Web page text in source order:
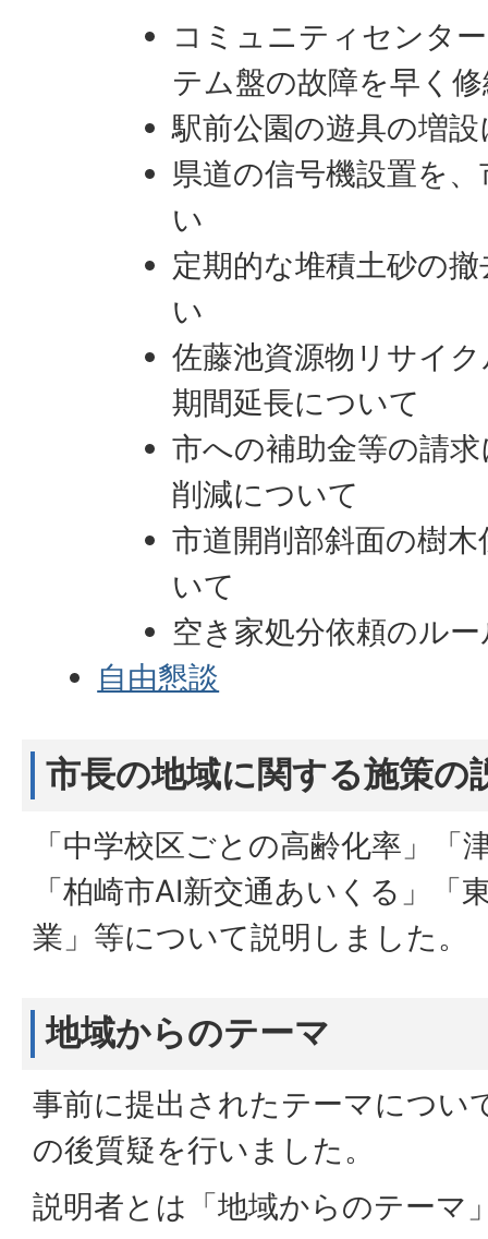
コミュニティセンタ
テム盤の故障を早く
駅前公園の遊具の増
県道の信号機設置を
い
定期的な堆積土砂の
い
佐藤池資源物リサイ
期間延長について
市への補助金等の請
削減について
市道開削部斜面の樹
いて
空き家処分依頼のル
自由懇談
市長の地域に関する施策の
「中学校区ごとの高齢化率」「
「柏崎市AI新交通あいくる」「
業」等について説明しました。
地域からのテーマ
事前に提出されたテーマについ
の後質疑を行いました。
説明者とは「地域からのテーマ